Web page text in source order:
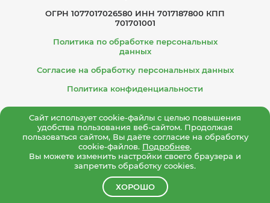
ОГРН 1077017026580 ИНН 7017187800 КПП
701701001
Политика по обработке персональных
данных
Согласие на обработку персональных данных
Политика конфиденциальности
Сайт использует cookie-файлы с целью повышения
удобства пользования веб-сайтом. Продолжая
пользоваться сайтом, Вы даёте согласие на обработку
cookie-файлов. Подробнее.
Вы можете изменить настройки своего браузера и
запретить обработку cookies.
ХОРОШО